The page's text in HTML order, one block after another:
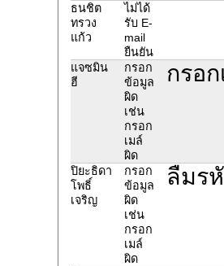
ธนชิต
ทรวง
แก้ว
ไม่ได้
รับ E-
mail
ยืนยัน
แจซมิน
ฮี
กรอก
ข้อมูล
ผิด
เช่น
กรอก
เมล์
ผิด
กรอ
ปิยะธิดา
โพธิ์
เจริญ
กรอก
ข้อมูล
ผิด
เช่น
กรอก
เมล์
ผิด
ลืมร